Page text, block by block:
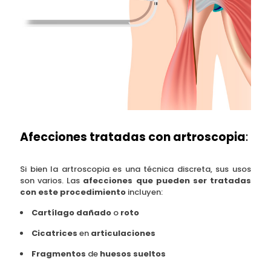
Afecciones tratadas con artroscopia:
Si bien la artroscopia es una técnica discreta, sus usos
son varios. Las afecciones que pueden ser tratadas
con este procedimiento incluyen:
Cartílago dañado o roto
Cicatrices en articulaciones
Fragmentos de huesos sueltos